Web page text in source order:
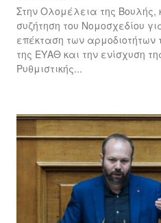
Στην Ολομέλεια της Βουλής,
συζήτηση του Νομοσχεδίου
επέκταση των αρμοδιοτήτων
της ΕΥΑΘ και την ενίσχυση
Ρυθμιστικής...